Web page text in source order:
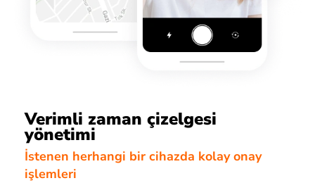
Verimli zaman çizelgesi
yönetimi
İstenen herhangi bir cihazda kolay onay
işlemleri